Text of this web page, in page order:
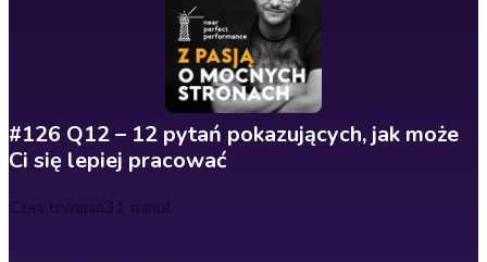
#126 Q12 – 12 pytań pokazujących, jak może
Ci się lepiej pracować
Czas trwania31 minut